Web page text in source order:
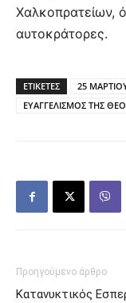
Χαλκοπρατείων,
αυτοκράτορες.
ΕΤΙΚΕΤΕΣ 25
ΕΥΑΓΓΕΛΙΣΜΟΣ ΤΗΣ
Προηγούμενο άρθρο
Κατανυκτικός